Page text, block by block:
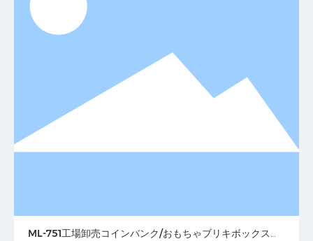
ML-751工場卸売コインバンク/おもちゃブリキボックス子